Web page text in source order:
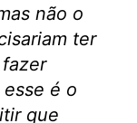
não o
ter
é o
que